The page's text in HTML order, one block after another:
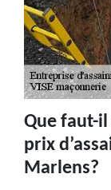
Que faut-
prix
Marlens?